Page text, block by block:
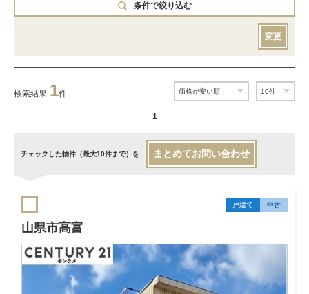
条件で絞り込む
変更
検索結果 1件
1
チェックした物件（最大10件まで）を まとめてお問い合わせ
戸建て 中古
山県市高富